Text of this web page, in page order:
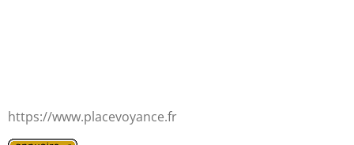
https://www.placevoyance.fr